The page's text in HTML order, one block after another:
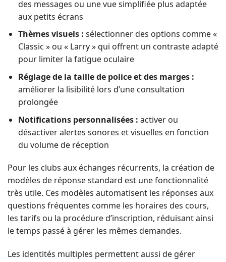
des messages ou une vue simplifiée plus adaptée
aux petits écrans
Thèmes visuels : sélectionner des options comme «
Classic » ou « Larry » qui offrent un contraste adapté
pour limiter la fatigue oculaire
Réglage de la taille de police et des marges :
améliorer la lisibilité lors d’une consultation
prolongée
Notifications personnalisées : activer ou
désactiver alertes sonores et visuelles en fonction
du volume de réception
Pour les clubs aux échanges récurrents, la création de
modèles de réponse standard est une fonctionnalité
très utile. Ces modèles automatisent les réponses aux
questions fréquentes comme les horaires des cours,
les tarifs ou la procédure d’inscription, réduisant ainsi
le temps passé à gérer les mêmes demandes.
Les identités multiples permettent aussi de gérer